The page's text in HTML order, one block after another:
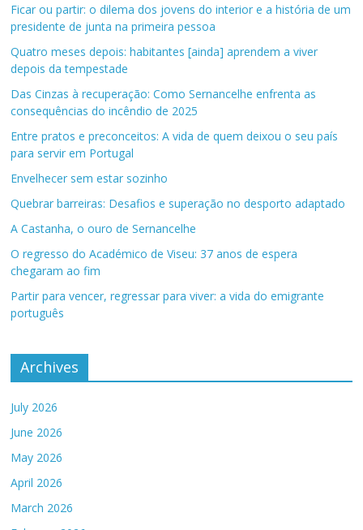
Ficar ou partir: o dilema dos jovens do interior e a história de um
presidente de junta na primeira pessoa
Quatro meses depois: habitantes [ainda] aprendem a viver
depois da tempestade
Das Cinzas à recuperação: Como Sernancelhe enfrenta as
consequências do incêndio de 2025
Entre pratos e preconceitos: A vida de quem deixou o seu país
para servir em Portugal
Envelhecer sem estar sozinho
Quebrar barreiras: Desafios e superação no desporto adaptado
A Castanha, o ouro de Sernancelhe
O regresso do Académico de Viseu: 37 anos de espera
chegaram ao fim
Partir para vencer, regressar para viver: a vida do emigrante
português
Archives
July 2026
June 2026
May 2026
April 2026
March 2026